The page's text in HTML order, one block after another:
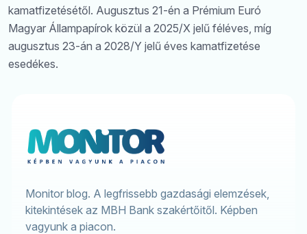
kamatfizetésétől. Augusztus 21-én a Prémium Euró
Magyar Állampapírok közül a 2025/X jelű féléves, míg
augusztus 23-án a 2028/Y jelű éves kamatfizetése
esedékes.
Monitor blog. A legfrissebb gazdasági elemzések,
kitekintések az MBH Bank szakértőitől. Képben
vagyunk a piacon.